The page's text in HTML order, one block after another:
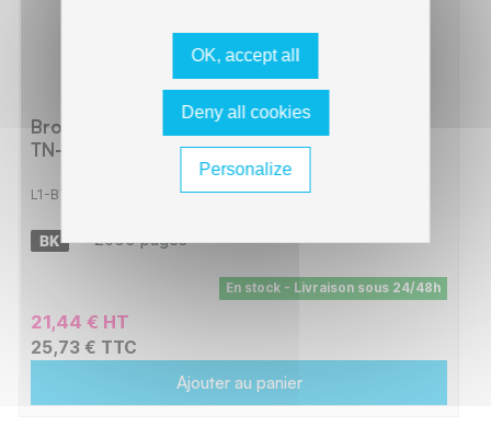
Brother TN-2220 - Toner Reman compatible
TN-2220 - Black
L1-BTTN2220_R_
-2600 pages
En stock - Livraison sous 24/48h
21,44 € HT
25,73 € TTC
Ajouter au panier
OK, accept all
Deny all cookies
Personalize